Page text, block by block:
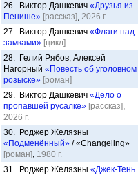
26. Виктор Дашкевич «Друзья из
Пенише» [рассказ], 2026 г.
27. Виктор Дашкевич «Флаги над
замками» [цикл]
28. Гелий Рябов, Алексей
Нагорный «Повесть об уголовном
розыске» [роман]
29. Виктор Дашкевич «Дело о
пропавшей русалке» [рассказ],
2026 г.
30. Роджер Желязны
«Подменённый» / «Changeling»
[роман], 1980 г.
31. Роджер Желязны «Джек-Тень.